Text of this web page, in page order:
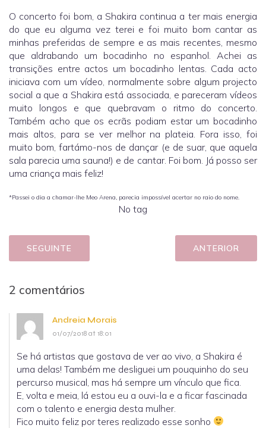
O concerto foi bom, a Shakira continua a ter mais energia
do que eu alguma vez terei e foi muito bom cantar as
minhas preferidas de sempre e as mais recentes, mesmo
que aldrabando um bocadinho no espanhol. Achei as
transições entre actos um bocadinho lentas. Cada acto
iniciava com um vídeo, normalmente sobre algum projecto
social a que a Shakira está associada, e pareceram vídeos
muito longos e que quebravam o ritmo do concerto.
Também acho que os ecrãs podiam estar um bocadinho
mais altos, para se ver melhor na plateia. Fora isso, foi
muito bom, fartámo-nos de dançar (e de suar, que aquela
sala parecia uma sauna!) e de cantar. Foi bom. Já posso ser
uma criança mais feliz!
*Passei o dia a chamar-lhe Meo Arena, parecia impossível acertar no raio do nome.
No tag
SEGUINTE ANTERIOR
2 comentários
Andreia Morais
01/07/2018 at 18:01
Se há artistas que gostava de ver ao vivo, a Shakira é
uma delas! Também me desliguei um pouquinho do seu
percurso musical, mas há sempre um vínculo que fica.
E, volta e meia, lá estou eu a ouvi-la e a ficar fascinada
com o talento e energia desta mulher.
Fico muito feliz por teres realizado esse sonho